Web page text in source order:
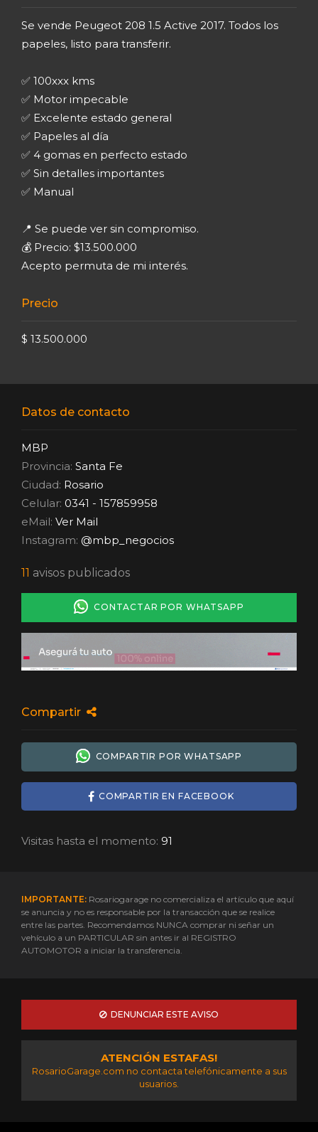
Se vende Peugeot 208 1.5 Active 2017. Todos los
papeles, listo para transferir.
✅ 100xxx kms
✅ Motor impecable
✅ Excelente estado general
✅ Papeles al día
✅ 4 gomas en perfecto estado
✅ Sin detalles importantes
✅ Manual
📍 Se puede ver sin compromiso.
💰 Precio: $13.500.000
Acepto permuta de mi interés.
Precio
$ 13.500.000
Datos de contacto
MBP
Provincia: Santa Fe
Ciudad: Rosario
Celular: 0341 - 157859958
eMail: Ver Mail
Instagram: @mbp_negocios
11 avisos publicados
CONTACTAR POR WHATSAPP
Compartir
COMPARTIR POR WHATSAPP
COMPARTIR EN FACEBOOK
Visitas hasta el momento: 91
IMPORTANTE: Rosariogarage no comercializa el artículo que aquí
se anuncia y no es responsable por la transacción que se realice
entre las partes. Recomendamos NUNCA comprar ni señar un
vehículo a un PARTICULAR sin antes ir al REGISTRO
AUTOMOTOR a iniciar la transferencia.
DENUNCIAR ESTE AVISO
ATENCIÓN ESTAFAS!
RosarioGarage.com no contacta telefónicamente a sus
usuarios.